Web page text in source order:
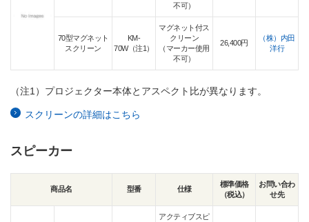
不可）
70型マグネット
スクリーン
KM-
70W（注1）
マグネット付ス
クリーン
（マーカー使用
不可）
26,400円
（株）内田
洋行
（注1） プロジェクター本体とアスペクト比が異なります。
スクリーンの詳細はこちら
スピーカー
商品名 型番 仕様
標準価格
（税込）
お問い合わ
せ先
アクティブスピ